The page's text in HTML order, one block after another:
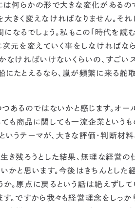
何らかの形で大きな変化があるの
きく変えなければなりません。そ
なるでしょう。私もこの｢時代を読
次元を変えていく事をしなければな
なければいけないくらいの、すごい
にたとえるなら、嵐が頻繁に来る舵
あるのではないかと感じます。オー
も商品に関しても一流企業という
いうテーマが、 大きな評価・判断材料
き残ろうとした結果、無理な経営の
かと思います。今後はきちんとした
。原点に戻るという話は絶えずし
。ですから我々も経営理念をしっか